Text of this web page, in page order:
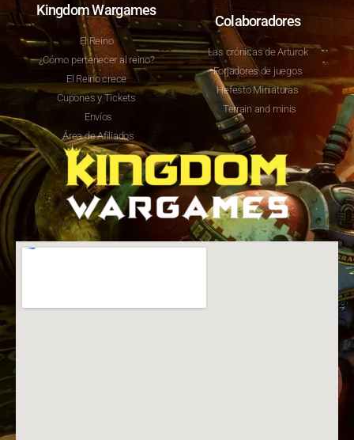
Kingdom Wargames
El Reino
¿Cómo pertenecer al reino?
El Reino crece
Cupones y Tickets
Envíos
Área de Afiliados
Colaboradores
Las crónicas de Arturok
Forjadores de juegos
Hefesto Miniaturas
Terrain and minis